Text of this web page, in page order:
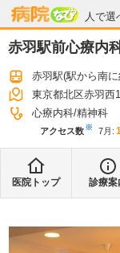
人で選
病院な
赤羽駅前心療内
赤羽駅(駅から南
東京都北区赤羽西
心療内科 精神科
アクセス数※ 7月 :
医院トップ 診療案